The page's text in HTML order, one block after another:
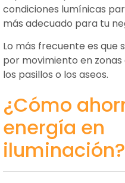
condiciones lumínicas
más adecuado para tu
Lo más frecuente es que
por movimiento en zonas
los pasillos o los aseos.
¿Cómo
energía en
iluminación?